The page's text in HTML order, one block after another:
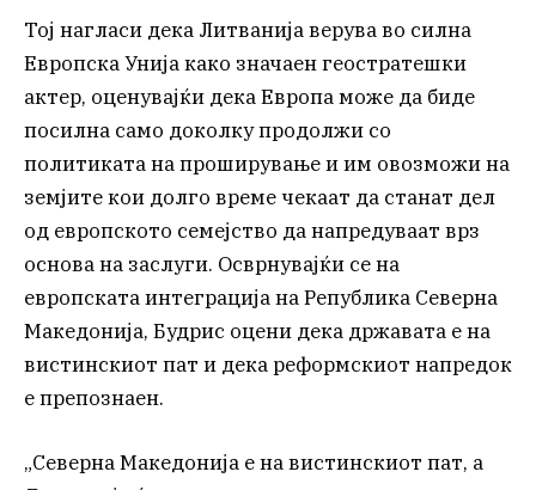
Тој нагласи дека Литванија верува во силна
Европска Унија како значаен геостратешки
актер, оценувајќи дека Европа може да биде
посилна само доколку продолжи со
политиката на проширување и им овозможи на
земјите кои долго време чекаат да станат дел
од европското семејство да напредуваат врз
основа на заслуги. Осврнувајќи се на
европската интеграција на Република Северна
Македонија, Будрис оцени дека државата е на
вистинскиот пат и дека реформскиот напредок
е препознаен.
„Северна Македонија е на вистинскиот пат, а